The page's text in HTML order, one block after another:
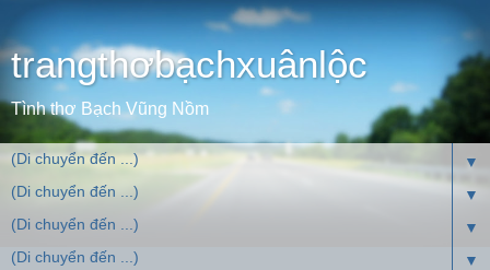
trangthơbạchxuânlộc
Tình thơ Bạch Vũng Nồm
▼
▼
▼
▼